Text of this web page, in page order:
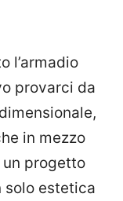
l’armadio
provarci da
in mezzo
un progetto
solo estetica